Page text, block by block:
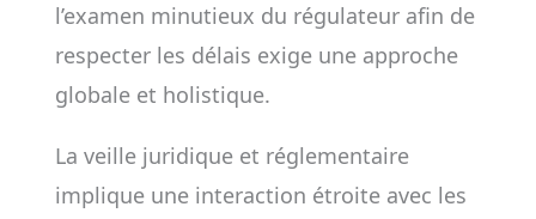
l’examen minutieux du régulateur afin de
respecter les délais exige une approche
globale et holistique.
La veille juridique et réglementaire
implique une interaction étroite avec les